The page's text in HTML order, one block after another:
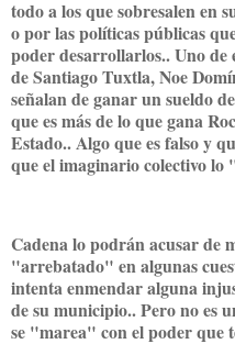
todo a los que sobresalen en
o por las políticas públicas
poder desarrollarlos.. Uno de
de Santiago Tuxtla, Noe
señalan de ganar un sueldo
que es más de lo que gana
Estado.. Algo que es falso y
que el imaginario colectivo
Cadena lo podrán acusar de
"arrebatado" en algunas
intenta enmendar alguna
de su municipio.. Pero no es
se "marea" con el poder que